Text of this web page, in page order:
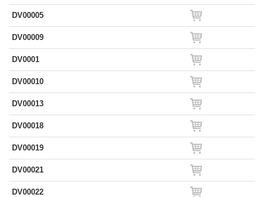
DV00005
DV00009
DV0001
DV00010
DV00013
DV00018
DV00019
DV00021
DV00022